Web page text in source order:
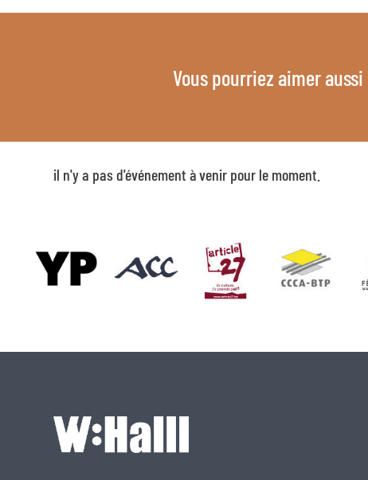
Vous pourriez aimer aussi
il n'y a pas d'événement à venir pour le moment.